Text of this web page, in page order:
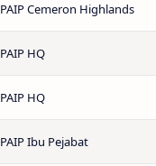
PAIP Cemeron Highlands
PAIP HQ
PAIP HQ
PAIP Ibu Pejabat